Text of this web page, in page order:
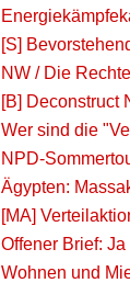
[S]
NW / Die
[B] Deconstruct
Wer sind die
NPD-
Ägypten:
[MA]
Offener Brief:
Wohnen und